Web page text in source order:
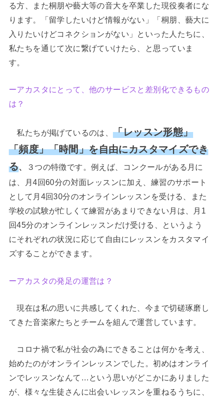
る方、また桐朋や藝大等の音大を卒業した現役奏者にな
ります。「留学したいけど情報がない」「桐朋、藝大に
入りたいけどコネクションがない」といった人たちに、
私たちを通じて次に繋げていけたら、と思っていま
す。
ーアカスタにとって、他のサービスと差別化できるもの
は？
私たちが掲げているのは、「レッスン形態」
「頻度」「時間」を自由にカスタマイズでき
る、
３つの特徴です。例えば、コンクールがある月に
は、月4回60分の対面レッスンに加え、練習のサポート
として月4回30分のオンラインレッスンを受ける、また
学校の試験が忙しくて練習があまりできない月は、月1
回45分のオンラインレッスンだけ受ける、というよう
にそれぞれの状況に応じて自由にレッスンをカスタマイ
ズすることができます。
ーアカスタの発足の運営は？
現在は私の思いに共感してくれた、今まで切磋琢磨し
てきた音楽家たちとチームを組んで運営しています。
コロナ禍で私が社会の為にできることは何かを考え、
始めたのがオンラインレッスンでした。初めはオンライ
ンでレッスンなんて…という思いがどこかにありました
が、様々な生徒さんに出会いレッスンを重ねるうちに、